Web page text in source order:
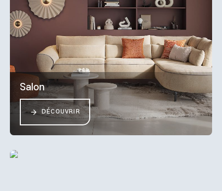
Salon
DÉCOUVRIR